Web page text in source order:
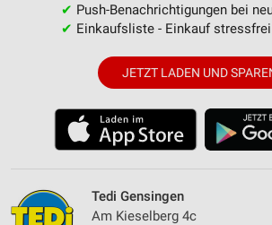
✔ Push-Benachrichtigungen bei
✔ Einkaufsliste - Einkauf
JETZT LADEN UND
Tedi Gensingen
Am Kieselberg 4c